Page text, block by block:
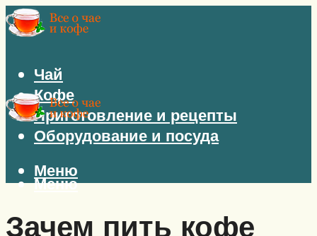
Чай
Кофе
Приготовление и рецепты
Оборудование и посуда
Меню
Меню
Зачем пить кофе